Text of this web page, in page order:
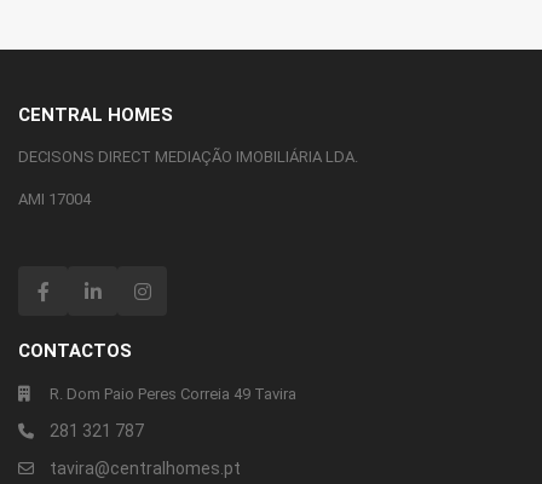
CENTRAL HOMES
DECISONS DIRECT MEDIAÇÃO IMOBILIÁRIA LDA.
AMI 17004
CONTACTOS
R. Dom Paio Peres Correia 49 Tavira
281 321 787
tavira@centralhomes.pt